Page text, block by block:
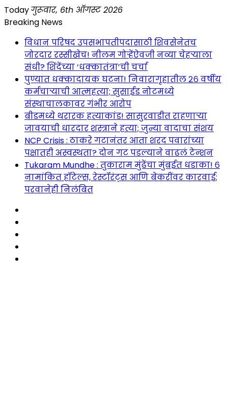
Skip
to
Todayगुरूवार, 6th ऑगस्ट 2026
Breaking News
विधान परिषद उपसभापतीपदासाठी शिवसेनेतच
जोरदार रस्सीखेच! नीलम गोऱ्हेंऐवजी नव्या चेहऱ्याला
संधी? शिंदेंच्या ‘धक्कातंत्रा’ची चर्चा
पुण्यात धक्कादायक घटना! निवारागृहातील २६ वर्षीय
कर्मचाऱ्याची आत्महत्या; सुसाईड नोटमध्ये
संस्थाचालकावर गंभीर आरोप
बीडमध्ये थरारक हत्याकांड! सासुरवाडीत राहणाऱ्या
जावयाची धारदार शस्त्राने हत्या; जुन्या वादाचा संशय
NCP Crisis : ठाकरे गटानंतर आता शरद पवारांच्या
पक्षातही अस्वस्थता? दोन गट पडल्याने वाढलं टेन्शन
Tukaram Mundhe : तुकाराम मुंढेंचा मुंबईत धडाका! ६
नामांकित हॉटेल्स, रेस्टॉरंट्स आणि बेकरींवर कारवाई;
परवानेही निलंबित